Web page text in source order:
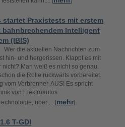
startet Praxistests mit erstem
Intelligent
(IBIS)
die aktuellen Nachrichten zum
hin- und hergerissen. Klappt es mit
Man weiß es nicht so genau.
die Rolle rückwärts vorbereitet.
vom Verbrenner-AUS! Es spricht
von Elektroautos
über ... [mehr]
T-GDI